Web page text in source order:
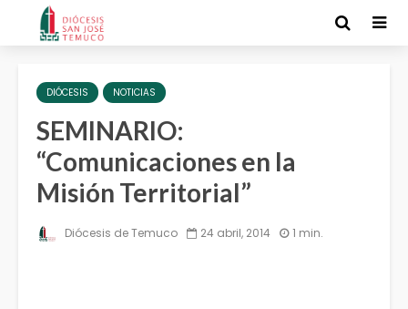
DIÓCESIS NOTICIAS
SEMINARIO:
“Comunicaciones en la
Misión Territorial”
Diócesis de Temuco 24 abril, 2014 1 min.